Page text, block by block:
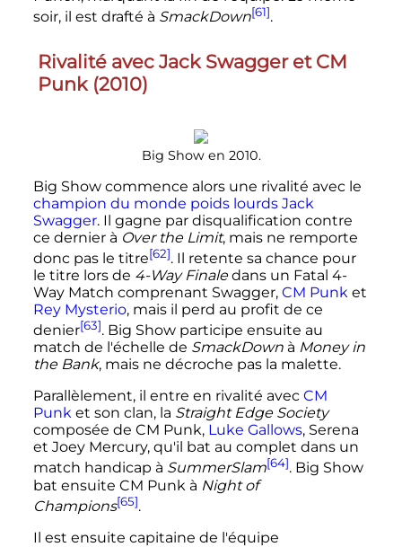
soir, il est drafté à SmackDown[61].
Rivalité avec Jack Swagger et CM
Punk (2010)
Big Show en 2010.
Big Show commence alors une rivalité avec le
champion du monde poids lourds Jack
Swagger. Il gagne par disqualification contre
ce dernier à Over the Limit, mais ne remporte
donc pas le titre[62]. Il retente sa chance pour
le titre lors de 4-Way Finaledans un Fatal 4-
Way Match comprenant Swagger, CM Punket
Rey Mysterio, mais il perd au profit de ce
denier[63]. Big Show participe ensuite au
match de l'échelle de SmackDownà Money in
the Bank, mais ne décroche pas la malette.
Parallèlement, il entre en rivalité avec CM
Punket son clan, la Straight Edge Society
composée de CM Punk, Luke Gallows, Serena
et Joey Mercury, qu'il bat au complet dans un
match handicap à SummerSlam[64]. Big Show
bat ensuite CM Punk à Night of
Champions[65].
Il est ensuite capitaine de l'équipe